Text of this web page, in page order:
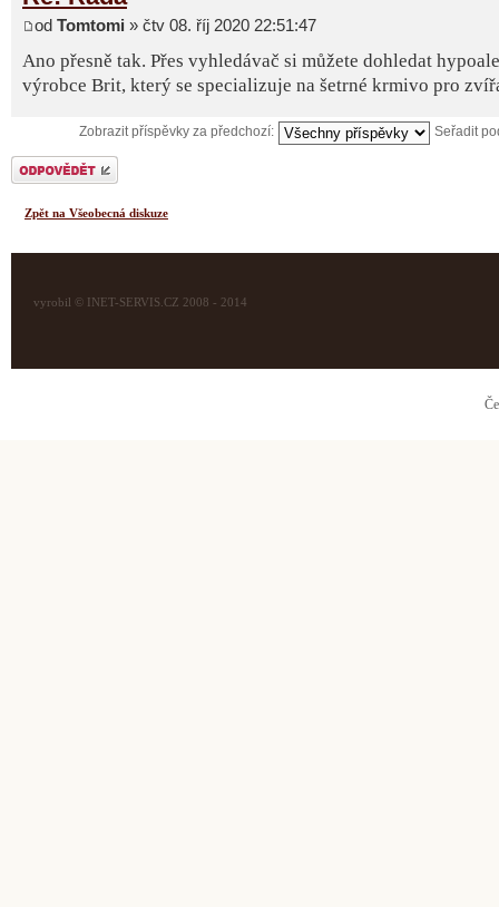
od Tomtomi » čtv 08. říj 2020 22:51:47
Ano přesně tak. Přes vyhledávač si můžete dohledat
výrobce Brit, který se specializuje na šetrné krmivo pro
Zobrazit příspěvky za předchozí: Seřadit
Odeslat odpověď
Zpět na Všeobecná diskuze
vyrobil © INET-SERVIS.CZ 2008 - 2014